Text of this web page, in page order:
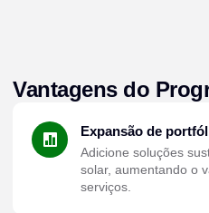
Vantagens do
Expansão de
Adicione soluções
solar, aumentando o
serviços.